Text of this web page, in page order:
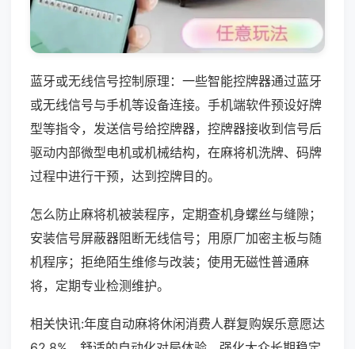
蓝牙或无线信号控制原理：一些智能控牌器通过蓝牙
或无线信号与手机等设备连接。手机端软件预设好牌
型等指令，发送信号给控牌器，控牌器接收到信号后
驱动内部微型电机或机械结构，在麻将机洗牌、码牌
过程中进行干预，达到控牌目的。
怎么防止麻将机被装程序，定期查机身螺丝与缝隙；
安装信号屏蔽器阻断无线信号；用原厂加密主板与随
机程序；拒绝陌生维修与改装；使用无磁性普通麻
将，定期专业检测维护。
相关快讯:年度自动麻将休闲消费人群复购娱乐意愿达